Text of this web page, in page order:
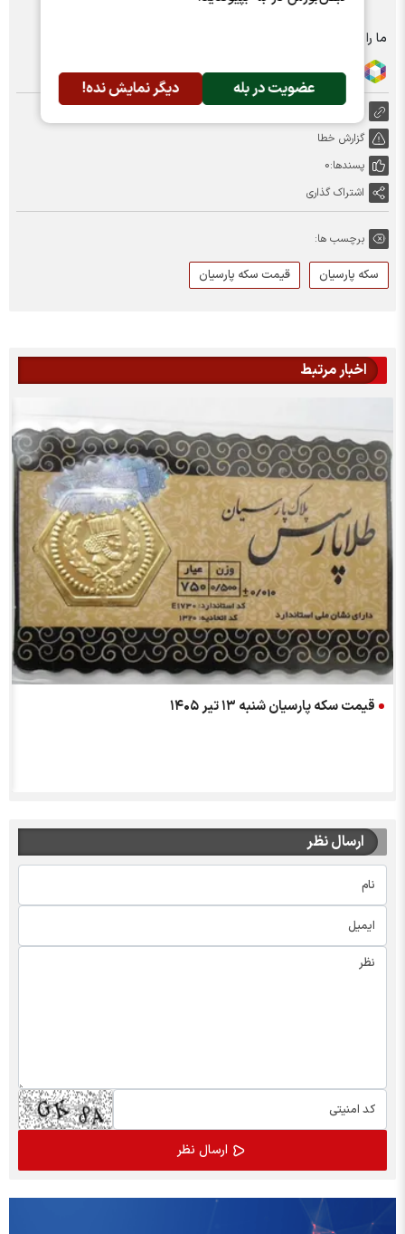
عضویت در بله دیگر نمایش نده!
ما را در شبکه های اجتماعی دنبال کنید :
گزارش خطا
پسندها:0
اشتراک گذاری
برچسب ها:
سکه پارسیان قیمت سکه پارسیان
اخبار مرتبط
قیمت سکه پارسیان شنبه ۱۳ تیر ۱۴۰۵
ارسال نظر